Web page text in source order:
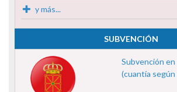
y más...
SUBVENCIÓN
Subvención en
(cuantía